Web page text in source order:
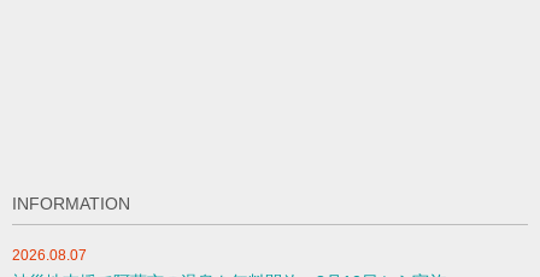
INFORMATION
2026.08.07